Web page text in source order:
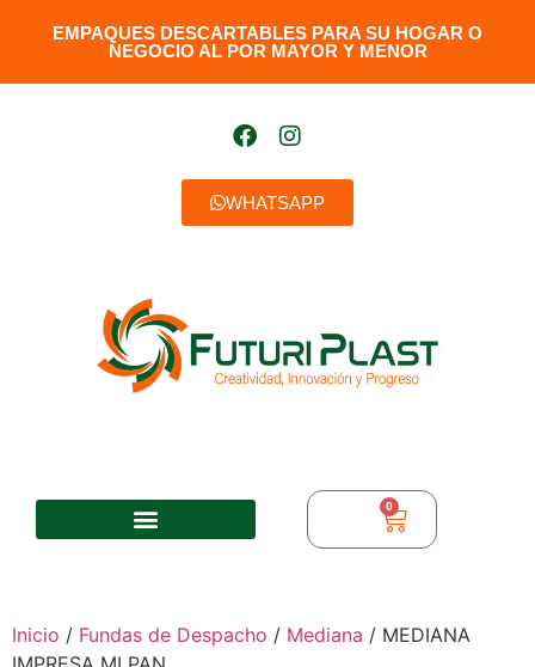
EMPAQUES DESCARTABLES PARA SU HOGAR O
NEGOCIO AL POR MAYOR Y MENOR​
WHATSAPP
0
Inicio / Fundas de Despacho / Mediana / MEDIANA